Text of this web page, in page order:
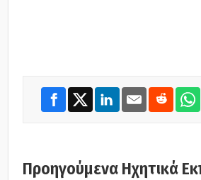
Προηγούμενα Ηχητικά